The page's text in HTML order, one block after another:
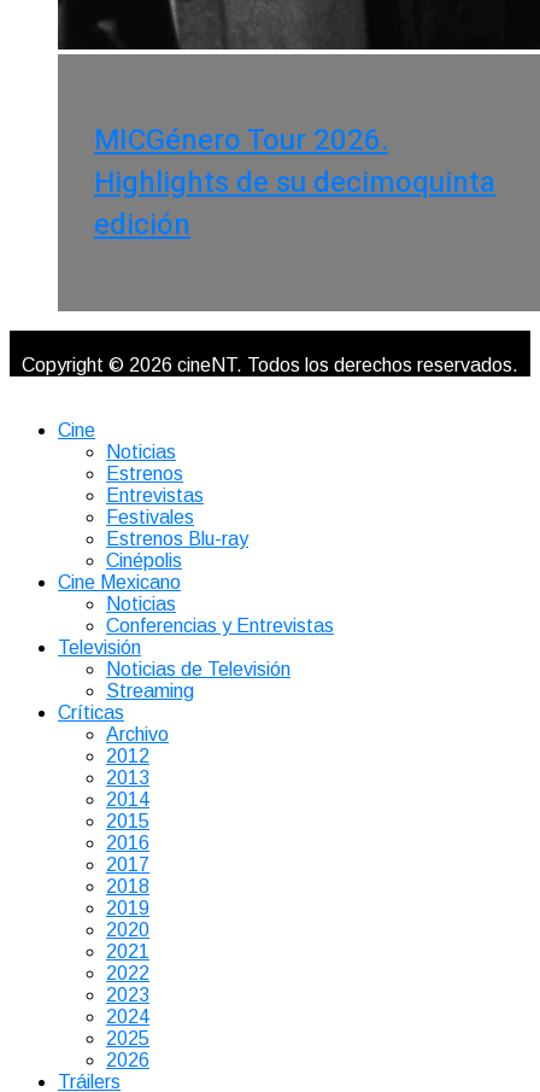
MICGénero Tour 2026.
Highlights de su decimoquinta
edición
Copyright © 2026 cineNT. Todos los derechos reservados.
Cine
Noticias
Estrenos
Entrevistas
Festivales
Estrenos Blu-ray
Cinépolis
Cine Mexicano
Noticias
Conferencias y Entrevistas
Televisión
Noticias de Televisión
Streaming
Críticas
Archivo
2012
2013
2014
2015
2016
2017
2018
2019
2020
2021
2022
2023
2024
2025
2026
Tráilers